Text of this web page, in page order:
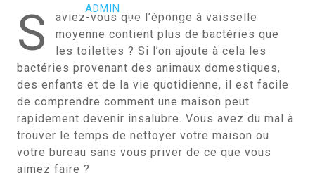
ADMIN
0 TAGS
S
aviez-vous que l’éponge à vaisselle
moyenne contient plus de bactéries que
les toilettes ? Si l’on ajoute à cela les
bactéries provenant des animaux domestiques,
des enfants et de la vie quotidienne, il est facile
de comprendre comment une maison peut
rapidement devenir insalubre. Vous avez du mal à
trouver le temps de nettoyer votre maison ou
votre bureau sans vous priver de ce que vous
aimez faire ?